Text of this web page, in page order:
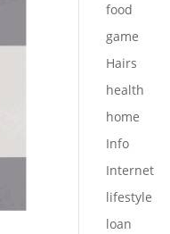
food
game
Hairs
health
home
Info
Internet
lifestyle
loan